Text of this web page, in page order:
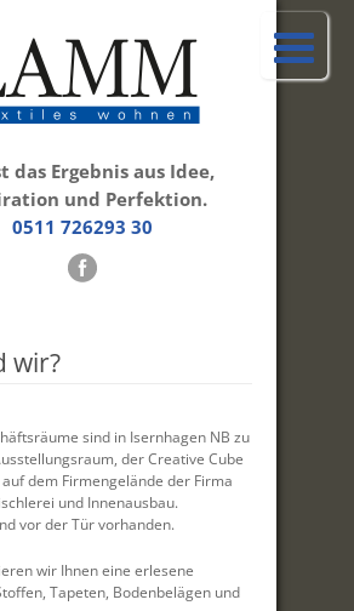
das Ergebnis aus Idee,
und Perfektion.
0511 726293 30
wir?
sind in Isernhagen NB zu
der Creative Cube
dem Firmengelände der Firma
und Innenausbau.
vor der Tür vorhanden.
wir Ihnen eine erlesene
Tapeten, Bodenbelägen und